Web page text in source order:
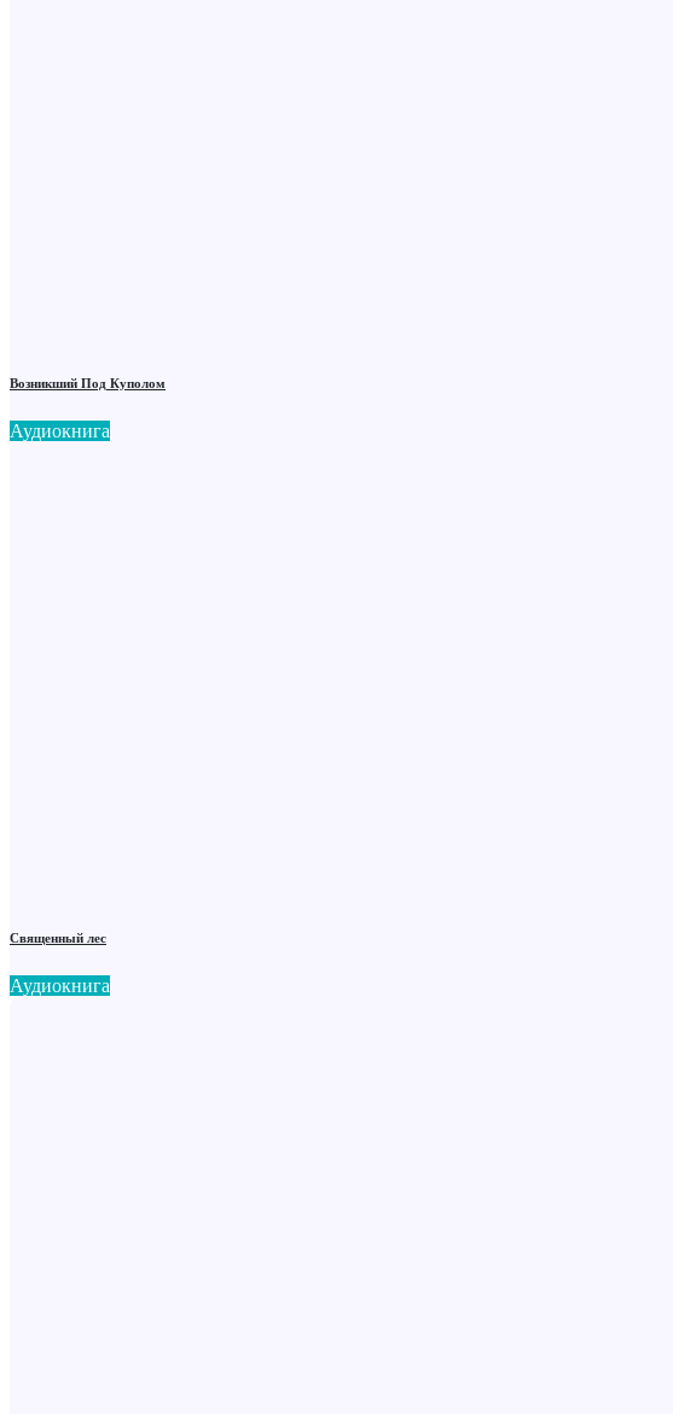
Возникший Под Куполом
Аудиокнига
Священный лес
Аудиокнига